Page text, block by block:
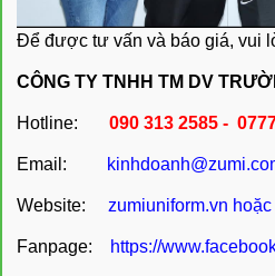
Để được tư vấn và báo giá, vui
CÔNG TY TNHH TM DV
Hotline: 090 313 2585 -
Email:
Website: zumiuniform.vn hoặc
Fanpage: https://